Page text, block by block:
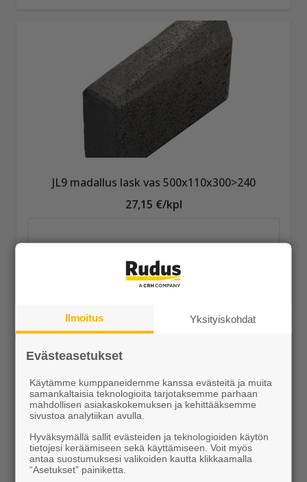
JL9 madallus lask vas 500x110x300>240
27,15 €/kpl
Näytä lisätiedot
JL10 madallus lask oik 500x110x300>240
Ilmoitus Yksityiskohdat
Evästeasetukset
Käytämme kumppaneidemme kanssa evästeitä ja muita
samankaltaisia teknologioita tarjotaksemme parhaan
mahdollisen asiakaskokemuksen ja kehittääksemme
sivustoa analytiikan avulla.
Hyväksymällä sallit evästeiden ja teknologioiden käytön
tietojesi keräämiseen sekä käyttämiseen. Voit myös
antaa suostumuksesi valikoiden kautta klikkaamalla
“Asetukset” painiketta.